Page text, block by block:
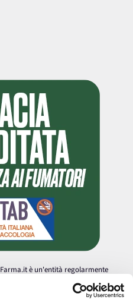
è un'entità regolarmente
effettuare la vendita online di